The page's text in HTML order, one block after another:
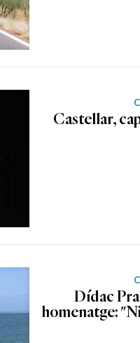
Castellar,
Dídac
homenatge: